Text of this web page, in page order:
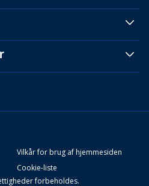
Vilkår for brug af hjemmesiden
Cookie-liste
forbeholdes.